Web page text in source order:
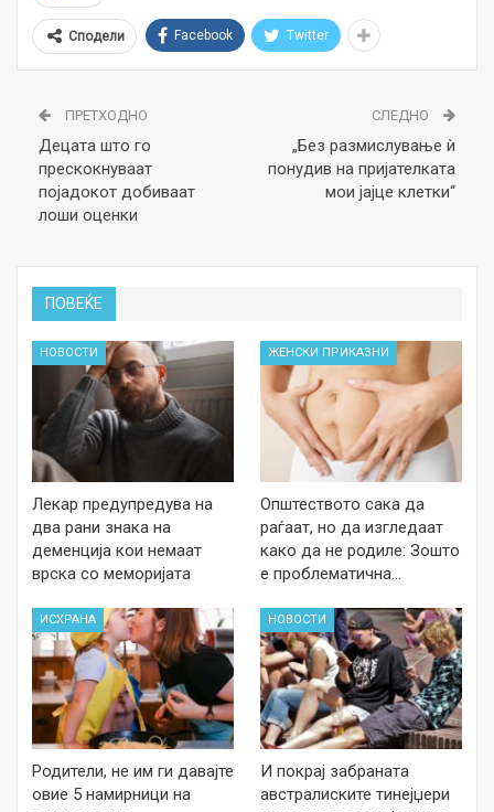
Сподели Facebook Twitter
ПРЕТХОДНО
Децата што го
прескокнуваат
појадокот добиваат
лоши оценки
СЛЕДНО
„Без размислување ѝ
понудив на пријателката
мои јајце клетки“
ПОВЕЌЕ
НОВОСТИ
Лекар предупредува на
два рани знака на
деменција кои немаат
врска со меморијата
ЖЕНСКИ ПРИКАЗНИ
Општеството сака да
раѓаат, но да изгледаат
како да не родиле: Зошто
е проблематична…
ИСХРАНА
Родители, не им ги давајте
овие 5 намирници на
НОВОСТИ
И покрај забраната
австралиските тинејџери